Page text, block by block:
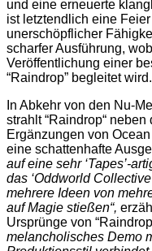
und eine erneuerte
ist letztendlich eine
unerschöpflicher
scharfer Ausführung,
Veröffentlichung einer
“Raindrop” begleitet wird.
In Abkehr von den Nu-
strahlt “Raindrop“
Ergänzungen von
eine schattenhafte
auf eine sehr ‘Tapes’-
das ‘Oddworld
mehrere Ideen von
auf Magie stießen“,
Ursprünge von
melancholisches Demo